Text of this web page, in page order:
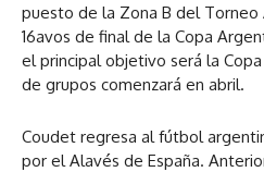
puesto de la Zona B del Torneo
16avos de final de la Copa
el principal objetivo será la
de grupos comenzará en abril.
Coudet regresa al fútbol
por el Alavés de España.